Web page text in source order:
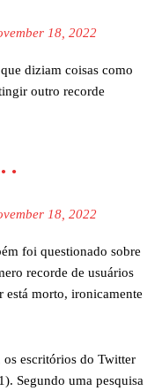
18, 2022
diziam coisas como
outro recorde
18, 2022
foi questionado sobre
recorde de usuários
está morto, ironicamente
escritórios do Twitter
Segundo uma pesquisa